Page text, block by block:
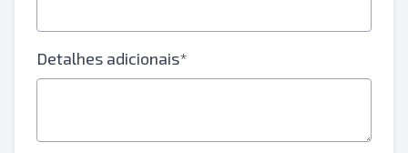
Detalhes adicionais*